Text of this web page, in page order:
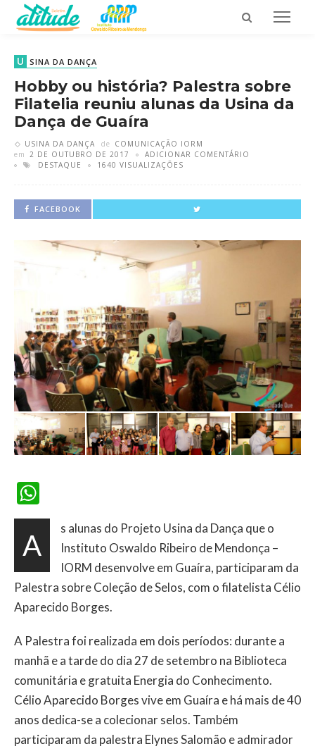
U SINA DA DANÇA
Hobby ou história? Palestra sobre
Filatelia reuniu alunas da Usina da
Dança de Guaíra
USINA DA DANÇA de COMUNICAÇÃO IORM
em 2 DE OUTUBRO DE 2017
ADICIONAR COMENTÁRIO
DESTAQUE
1640 VISUALIZAÇÕES
FACEBOOK
A
s alunas do Projeto Usina da Dança que o
Instituto Oswaldo Ribeiro de Mendonça –
IORM desenvolve em Guaíra, participaram da
Palestra sobre Coleção de Selos, com o filatelista Célio
Aparecido Borges.
A Palestra foi realizada em dois períodos: durante a
manhã e a tarde do dia 27 de setembro na Biblioteca
comunitária e gratuita Energia do Conhecimento.
Célio Aparecido Borges vive em Guaíra e há mais de 40
anos dedica-se a colecionar selos. Também
participaram da palestra Elynes Salomão e admirador